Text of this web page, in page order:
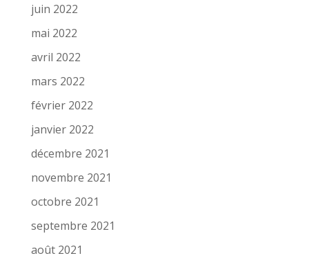
juin 2022
mai 2022
avril 2022
mars 2022
février 2022
janvier 2022
décembre 2021
novembre 2021
octobre 2021
septembre 2021
août 2021